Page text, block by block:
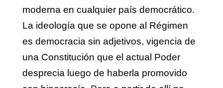
moderna en cualquier país democrático.
La ideología que se opone al Régimen
es democracia sin adjetivos, vigencia de
una Constitución que el actual Poder
desprecia luego de haberla promovido